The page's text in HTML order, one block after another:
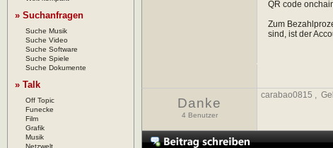
» Suchanfragen
Suche Musik
Suche Video
Suche Software
Suche Spiele
Suche Dokumente
» Talk
Off Topic
Funecke
Film
Grafik
Musik
QR code
Zum
sind, ist der
Danke
4 Benutzer
carabao0815 ,